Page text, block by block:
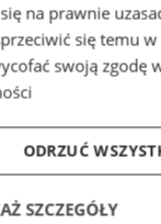
na prawnie
się temu w
swoją zgodę
ODRZUĆ
SZCZEGÓŁY